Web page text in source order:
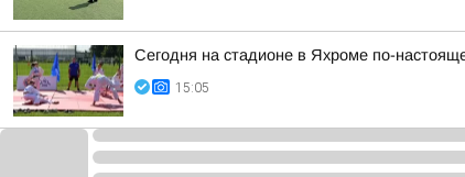
Сегодня на стадионе в Яхроме по-
15:05